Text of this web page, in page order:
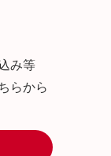
み等
らから